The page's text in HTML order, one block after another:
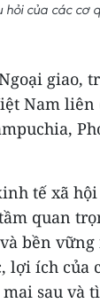
của các cơ
giao,
Nam
tế xã
quan
bền
ích của
sau và